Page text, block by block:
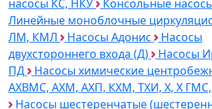
насосы КС, НКУ
Консольные
Линейные моноблочные
ЛМ, КМЛ
Насосы Адонис
Насосы
двухстороннего входа (Д)
Насосы
ПД
Насосы химические
АХВМС, АХМ, АХП, КХМ, ТХИ, Х, Х
Насосы шестеренчатые